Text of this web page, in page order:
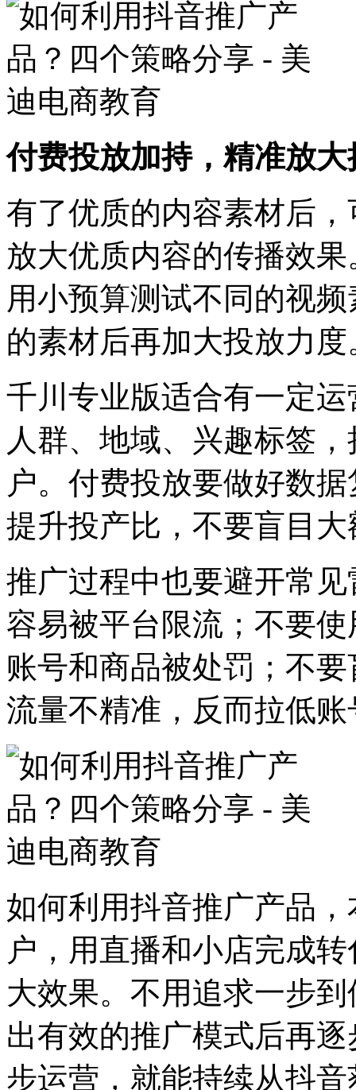
付费投放加持，精准放
有了优质的内容素材后
放大优质内容的传播效
用小预算测试不同的视
的素材后再加大投放力度
千川专业版适合有一定
人群、地域、兴趣标签
户。付费投放要做好数
提升投产比，不要盲目
推广过程中也要避开常
容易被平台限流；不要
账号和商品被处罚；不
流量不精准，反而拉低
如何利用抖音推广产品
户，用直播和小店完成
大效果。不用追求一步
出有效的推广模式后再
步运营，就能持续从抖